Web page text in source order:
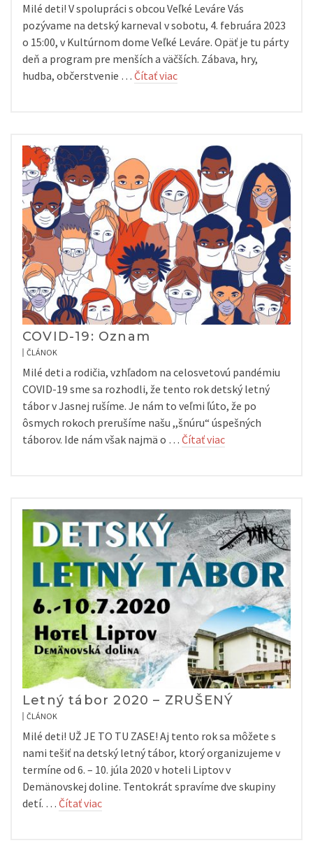
Milé deti! V spolupráci s obcou Veľké Leváre Vás
pozývame na detský karneval v sobotu, 4. februára 2023
o 15:00, v Kultúrnom dome Veľké Leváre. Opäť je tu párty
deň a program pre menších a väčších. Zábava, hry,
hudba, občerstvenie … Čítať viac
COVID-19: Oznam
ČLÁNOK
Milé deti a rodičia, vzhľadom na celosvetovú pandémiu
COVID-19 sme sa rozhodli, že tento rok detský letný
tábor v Jasnej rušíme. Je nám to veľmi ľúto, že po
ôsmych rokoch prerušíme našu ,,šnúru“ úspešných
táborov. Ide nám však najmä o … Čítať viac
Letný tábor 2020 – ZRUŠENÝ
ČLÁNOK
Milé deti! UŽ JE TO TU ZASE! Aj tento rok sa môžete s
nami tešiť na detský letný tábor, ktorý organizujeme v
termíne od 6. – 10. júla 2020 v hoteli Liptov v
Demänovskej doline. Tentokrát spravíme dve skupiny
detí. … Čítať viac